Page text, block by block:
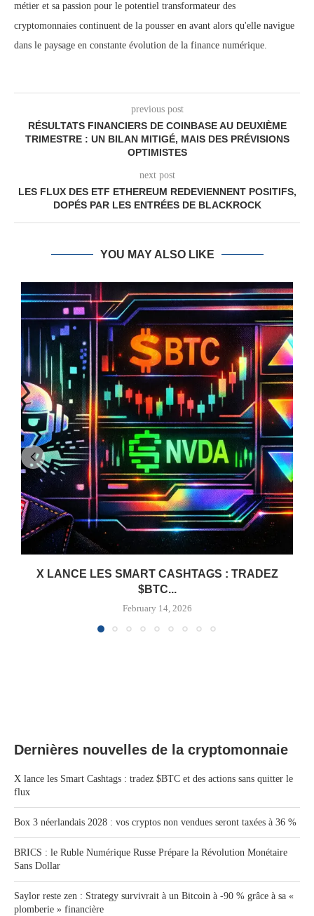
métier et sa passion pour le potentiel transformateur des
cryptomonnaies continuent de la pousser en avant alors qu'elle navigue
dans le paysage en constante évolution de la finance numérique.
previous post
RÉSULTATS FINANCIERS DE COINBASE AU DEUXIÈME
TRIMESTRE : UN BILAN MITIGÉ, MAIS DES PRÉVISIONS
OPTIMISTES
next post
LES FLUX DES ETF ETHEREUM REDEVIENNENT POSITIFS,
DOPÉS PAR LES ENTRÉES DE BLACKROCK
YOU MAY ALSO LIKE
X LANCE LES SMART CASHTAGS : TRADEZ
$BTC...
February 14, 2026
Dernières nouvelles de la cryptomonnaie
X lance les Smart Cashtags : tradez $BTC et des actions sans quitter le
flux
Box 3 néerlandais 2028 : vos cryptos non vendues seront taxées à 36 %
BRICS : le Ruble Numérique Russe Prépare la Révolution Monétaire
Sans Dollar
Saylor reste zen : Strategy survivrait à un Bitcoin à -90 % grâce à sa «
plomberie » financière